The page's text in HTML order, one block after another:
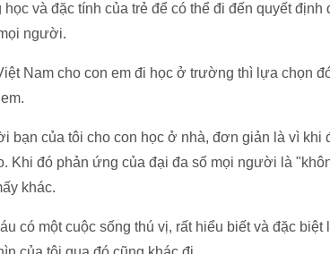
và đặc tính của trẻ để có thể đi đến quyết
người.
Nam cho con em đi học ở trường thì lựa chọn
bạn của tôi cho con học ở nhà, đơn giản là vì khi
Khi đó phản ứng của đại đa số mọi người là
khác.
có một cuộc sống thú vị, rất hiểu biết và đặc biệt